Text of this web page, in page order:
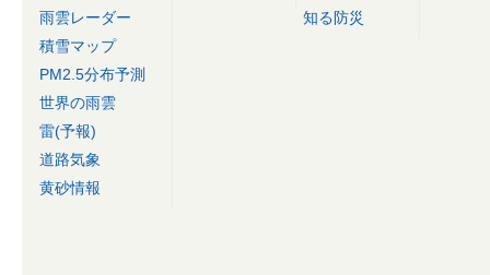
雨雲レーダー
積雪マップ
PM2.5分布予測
世界の雨雲
雷(予報)
道路気象
黄砂情報
知る防災